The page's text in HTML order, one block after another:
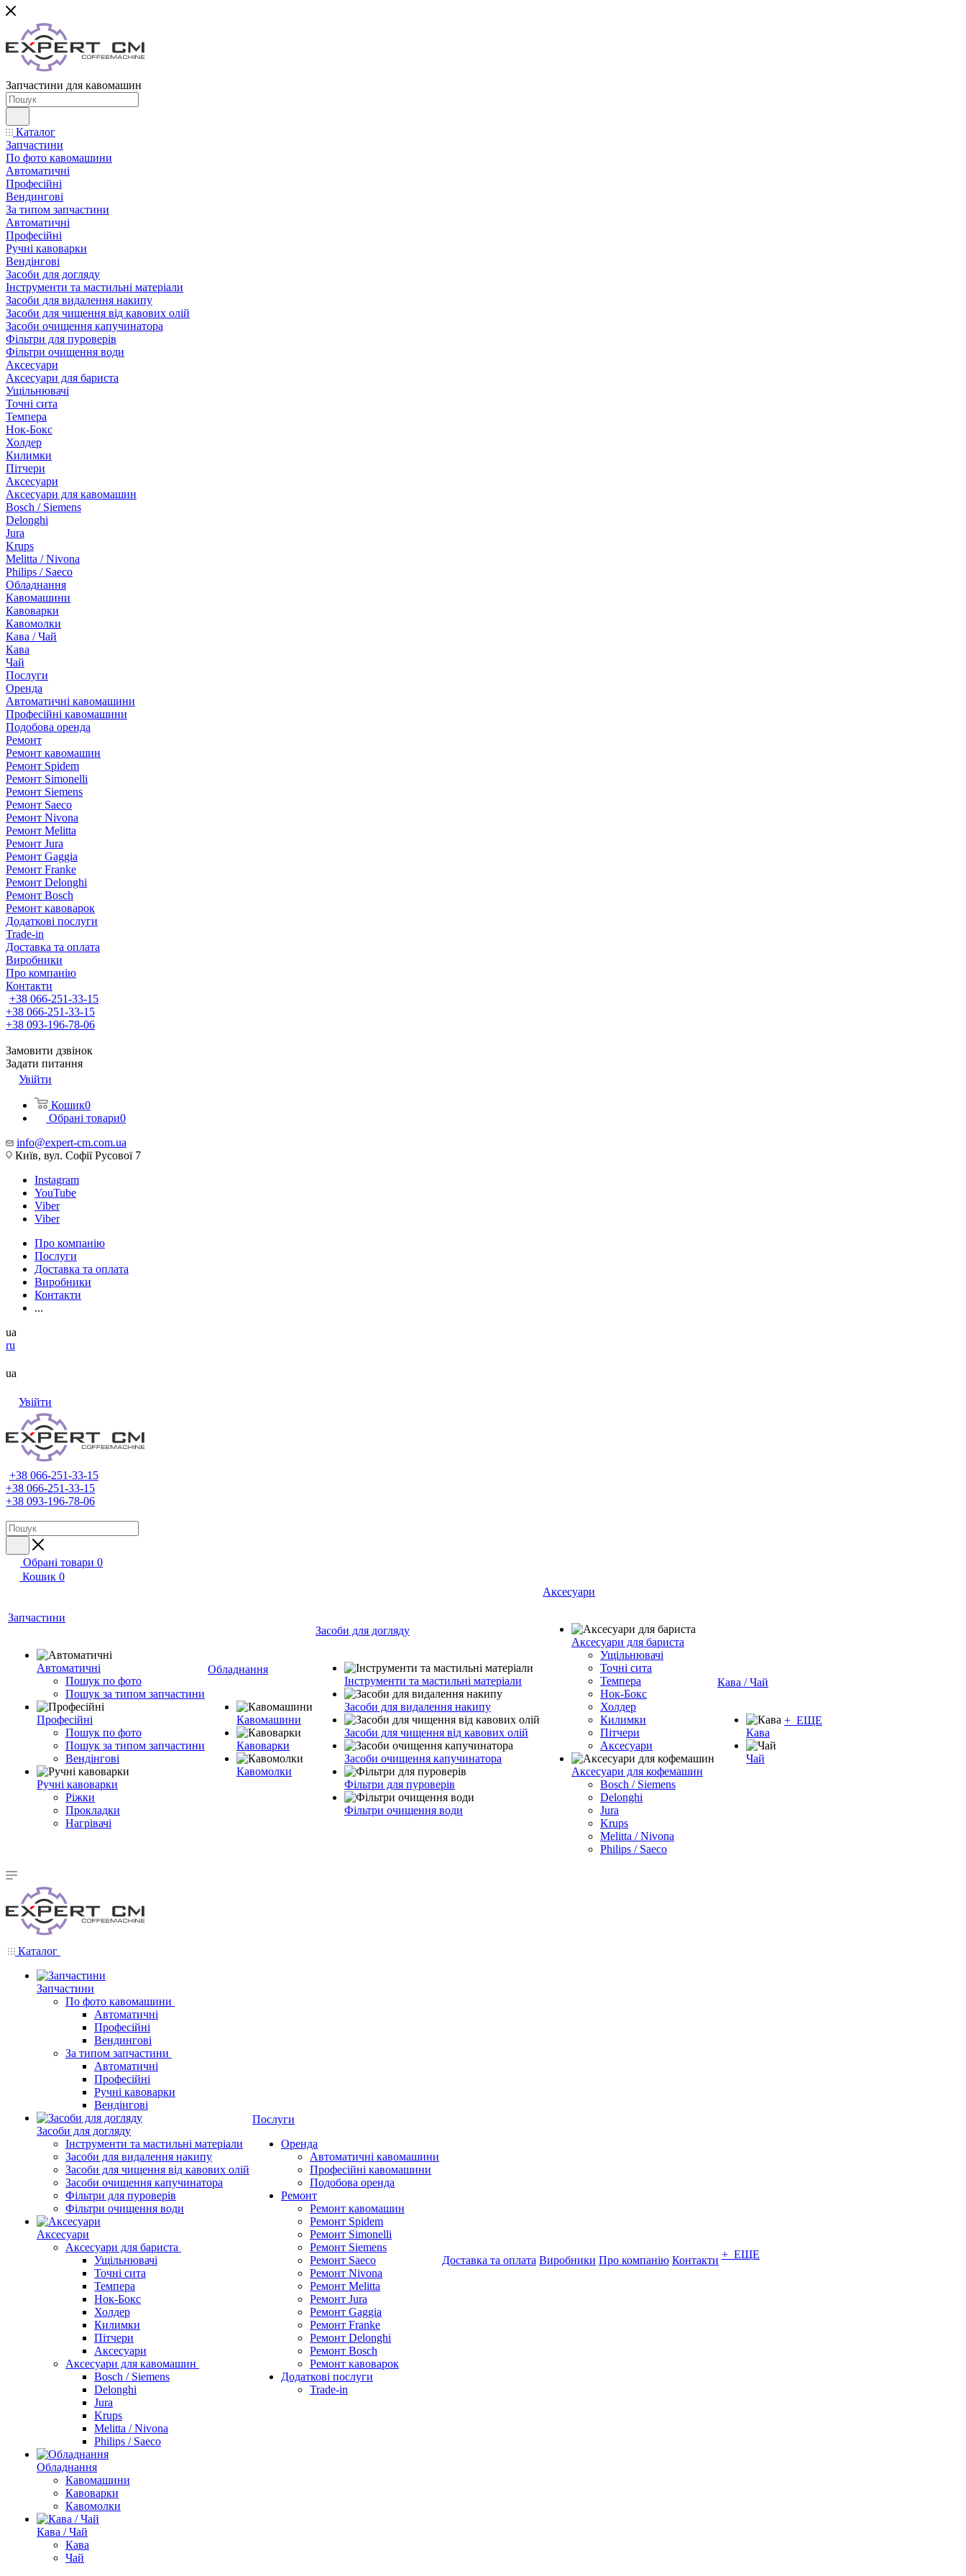
Запчастини для кавомашин
Каталог
Запчастини
По фото кавомашини
Автоматичні
Професійні
Вендингові
За типом запчастини
Автоматичні
Професійні
Ручні кавоварки
Вендінгові
Засоби для догляду
Інструменти та мастильні матеріали
Засоби для видалення накипу
Засоби для чищення від кавових олій
Засоби очищення капучинатора
Фільтри для пуроверів
Фільтри очищення води
Аксесуари
Аксесуари для бариста
Ущільнювачі
Точні сита
Темпера
Нок-Бокс
Холдер
Килимки
Пітчери
Аксесуари
Аксесуари для кавомашин
Bosch / Siemens
Delonghi
Jura
Krups
Melitta / Nivona
Philips / Saeco
Обладнання
Кавомашини
Кавоварки
Кавомолки
Кава / Чай
Кава
Чай
Послуги
Оренда
Автоматичні кавомашини
Професійні кавомашини
Подобова оренда
Ремонт
Ремонт кавомашин
Ремонт Spidem
Ремонт Simonelli
Ремонт Siemens
Ремонт Saeco
Ремонт Nivona
Ремонт Melitta
Ремонт Jura
Ремонт Gaggia
Ремонт Franke
Ремонт Delonghi
Ремонт Bosch
Ремонт кавоварок
Додаткові послуги
Trade-in
Доставка та оплата
Виробники
Про компанію
Контакти
+38 066-251-33-15
+38 066-251-33-15
+38 093-196-78-06
Замовити дзвінок
Задати питання
Увійти
Кошик0
Обрані товари0
info@expert-cm.com.ua
Київ, вул. Софії Русової 7
Instagram
YouTube
Viber
Viber
Про компанію
Послуги
Доставка та оплата
Виробники
Контакти
...
ua
ru
ua
Увійти
+38 066-251-33-15
+38 066-251-33-15
+38 093-196-78-06
Обрані товари 0
Кошик 0
Запчастини
Автоматичні
Пошук по фото
Пошук за типом запчастини
Професійні
Пошук по фото
Пошук за типом запчастини
Вендінгові
Ручні кавоварки
Ріжки
Прокладки
Нагрівачі
Обладнання
Кавомашини
Кавоварки
Кавомолки
Засоби для догляду
Інструменти та мастильні матеріали
Засоби для видалення накипу
Засоби для чищення від кавових олій
Засоби очищення капучинатора
Фільтри для пуроверів
Фільтри очищення води
Аксесуари
Аксесуари для бариста
Ущільнювачі
Точні сита
Темпера
Нок-Бокс
Холдер
Килимки
Пітчери
Аксесуари
Аксесуари для кофемашин
Bosch / Siemens
Delonghi
Jura
Krups
Melitta / Nivona
Philips / Saeco
Кава / Чай
Кава
Чай
+ ЕЩЕ
Каталог
Запчастини
По фото кавомашини
Автоматичні
Професійні
Вендингові
За типом запчастини
Автоматичні
Професійні
Ручні кавоварки
Вендінгові
Засоби для догляду
Інструменти та мастильні матеріали
Засоби для видалення накипу
Засоби для чищення від кавових олій
Засоби очищення капучинатора
Фільтри для пуроверів
Фільтри очищення води
Аксесуари
Аксесуари для бариста
Ущільнювачі
Точні сита
Темпера
Нок-Бокс
Холдер
Килимки
Пітчери
Аксесуари
Аксесуари для кавомашин
Bosch / Siemens
Delonghi
Jura
Krups
Melitta / Nivona
Philips / Saeco
Обладнання
Кавомашини
Кавоварки
Кавомолки
Кава / Чай
Кава
Чай
Послуги
Оренда
Автоматичні кавомашини
Професійні кавомашини
Подобова оренда
Ремонт
Ремонт кавомашин
Ремонт Spidem
Ремонт Simonelli
Ремонт Siemens
Ремонт Saeco
Ремонт Nivona
Ремонт Melitta
Ремонт Jura
Ремонт Gaggia
Ремонт Franke
Ремонт Delonghi
Ремонт Bosch
Ремонт кавоварок
Додаткові послуги
Trade-in
Доставка та оплата Виробники Про компанію Контакти + ЕЩЕ